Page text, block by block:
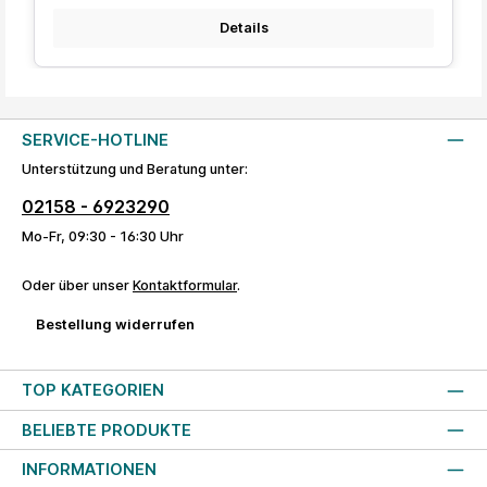
Details
SERVICE-HOTLINE
Unterstützung und Beratung unter:
02158 - 6923290
Mo-Fr, 09:30 - 16:30 Uhr
Oder über unser Kontaktformular.
Bestellung widerrufen
TOP KATEGORIEN
BELIEBTE PRODUKTE
INFORMATIONEN